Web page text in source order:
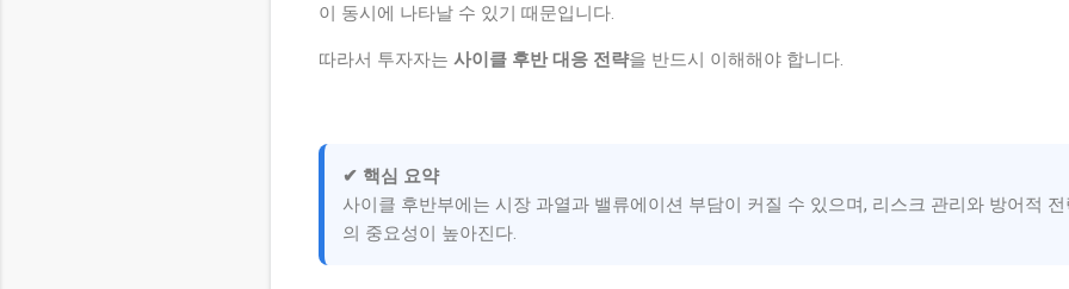
이 동시에 나타날 수 있기 때문입니다.
따라서 투자자는 사이클 후반 대응 전략을 반드시 이해해야 합니다.
✔ 핵심 요약
사이클 후반부에는 시장 과열과 밸류에이션 부담이 커질 수 있으며, 리스크 관리와 방어적
의 중요성이 높아진다.